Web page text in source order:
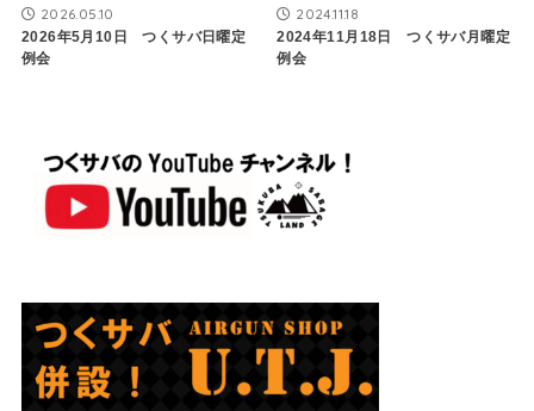
2026.05.10
2026年5月10日 つくサバ日曜定
例会
2024.11.18
2024年11月18日 つくサバ月曜定
例会